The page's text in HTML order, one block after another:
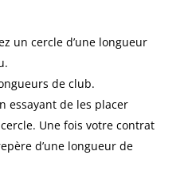
un cercle d’une longueur
de club.
essayant de les placer
Une fois votre contrat
d’une longueur de